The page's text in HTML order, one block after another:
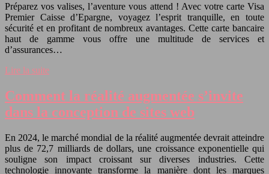
Préparez vos valises, l’aventure vous attend ! Avec votre carte Visa
Premier Caisse d’Epargne, voyagez l’esprit tranquille, en toute
sécurité et en profitant de nombreux avantages. Cette carte bancaire
haut de gamme vous offre une multitude de services et
d’assurances…
Lire la suite
Comment la réalité augmentée s’invite
dans la conception de sites web
En 2024, le marché mondial de la réalité augmentée devrait atteindre
plus de 72,7 milliards de dollars, une croissance exponentielle qui
souligne son impact croissant sur diverses industries. Cette
technologie innovante transforme la manière dont les marques